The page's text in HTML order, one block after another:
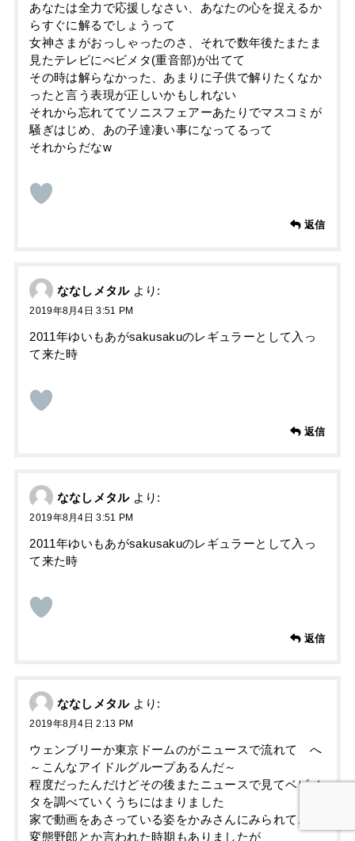
あなたは全力で応援しなさい、あなたの心を捉えるか
らすぐに解るでしょうって
女神さまがおっしゃったのさ、それで数年後たまたま
見たテレビにべビメタ(重音部)が出てて
その時は解らなかった、あまりに子供で解りたくなか
ったと言う表現が正しいかもしれない
それから忘れててソニスフェアーあたりでマスコミが
騒ぎはじめ、あの子達凄い事になってるって
それからだなw
返信
ななしメタル より:
2019年8月4日 3:51 PM
2011年ゆいもあがsakusakuのレギュラーとして入っ
て来た時
返信
ななしメタル より:
2019年8月4日 3:51 PM
2011年ゆいもあがsakusakuのレギュラーとして入っ
て来た時
返信
ななしメタル より:
2019年8月4日 2:13 PM
ウェンブリーか東京ドームのがニュースで流れて へ
～こんなアイドルグループあるんだ～
程度だったんだけどその後またニュースで見てベビメ
タを調べていくうちにはまりました
家で動画をあさっている姿をかみさんにみられてこの
変態野郎とか言われた時期もありましたが